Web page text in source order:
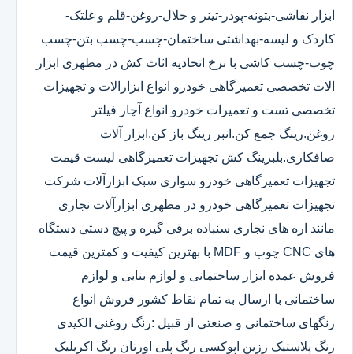
ابزار نقاشی-بتونه-پودر-تینر و حلال-روغن-قلم و غلتک-
کاردک و لیسه-بهداشتی ساختمان-چسب-چسب بتن-چسب
چوب-چسب کاشی با نرخ اتحادیه اثاث کش در مطهری ابزار
الات تخصصی تعمیرگاهی خودرو انواع ابزارالات و تجهیزات
تخصصی تست و تعمیرات خودرو انواع آچار فیلتر
روغن.رینگ جمع کن.انبر رینگ باز کن.ابزار آلات
صافکاری.بلبرینگ کش تجهیزات تعمیرگاهی لیست قیمت
تجهیزات تعمیرگاهی خودرو سواری سبک ابزارآلات شرکت
تجهیزات تعمیرگاهی خودرو در مطهری ابزارآلات نجاری
مانند اره های نجاری سنباده برقی گیره و پیچ دستی دستگاه
های CNC چوب و MDF با بهترین کیفیت و کمترین قیمت
فروش عمده ابزار ساختمانی و لوازم بنایی و لوازم
ساختمانی با ارسال به تمام نقاط کشور فروش انواع
رنگهای ساختمانی و صنعتی از قبیل :رنگ روغنی الکیدی
رنگ پلاستیک رزین اپوکسی رنگ پلی اورتان رنگ اکریلیک